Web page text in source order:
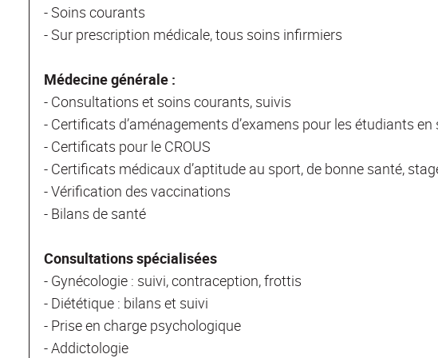
- Soins courants
- Sur prescription médicale, tous soins infirmiers
Médecine générale :
- Consultations et soins courants, suivis
- Certificats d’aménagements d’examens pour les étudiants
- Certificats pour le CROUS
- Certificats médicaux d’aptitude au sport, de bonne santé,
- Vérification des vaccinations
- Bilans de santé
Consultations spécialisées
- Gynécologie : suivi, contraception, frottis
- Diététique : bilans et suivi
- Prise en charge psychologique
- Addictologie